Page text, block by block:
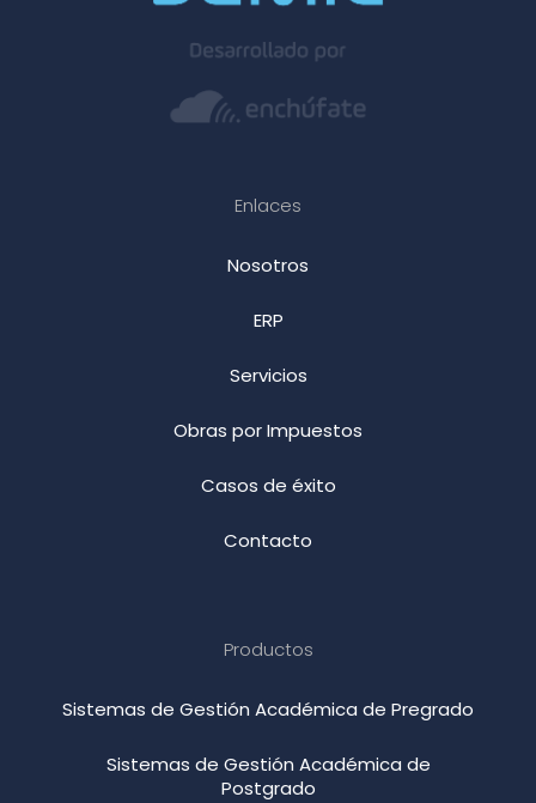
Enlaces
Nosotros
ERP
Servicios
Obras por Impuestos
Casos de éxito
Contacto
Productos
Sistemas de Gestión Académica de Pregrado
Sistemas de Gestión Académica de
Postgrado